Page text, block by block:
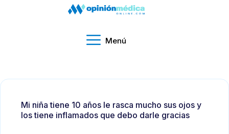
Menú
Mi niña tiene 10 años le rasca mucho sus ojos y
los tiene inflamados que debo darle gracias